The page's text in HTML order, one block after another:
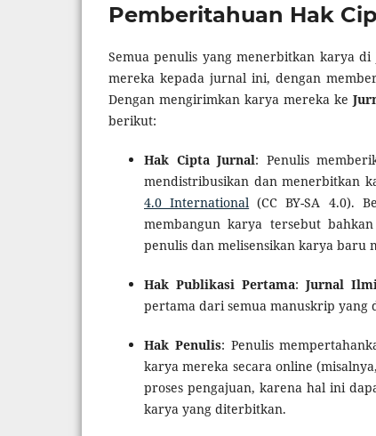
Pemberitahuan Hak
Semua penulis yang menerbitkan karya di
mereka kepada jurnal ini, dengan
Dengan mengirimkan karya mereka ke
berikut:
Hak Cipta Jurnal: Penulis
mendistribusikan dan menerbitkan
4.0 International (CC BY-SA 4.0).
membangun karya tersebut
penulis dan melisensikan karya baru
Hak Publikasi Pertama: Jurnal
pertama dari semua manuskrip yang
Hak Penulis: Penulis
karya mereka secara online
proses pengajuan, karena hal ini
karya yang diterbitkan.